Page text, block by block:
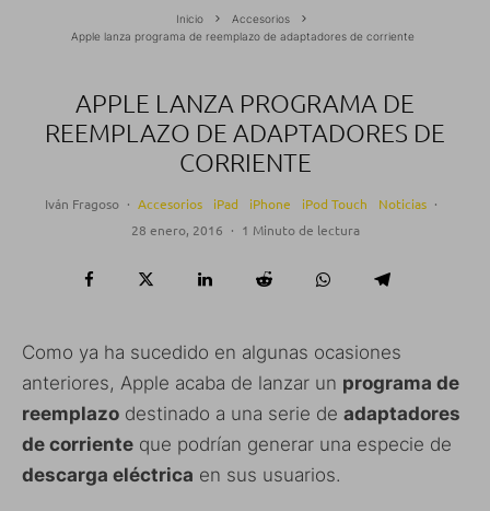
Inicio
Accesorios
Apple lanza programa de reemplazo de adaptadores de corriente
APPLE LANZA PROGRAMA DE
REEMPLAZO DE ADAPTADORES DE
CORRIENTE
Iván Fragoso · Accesorios iPad iPhone iPod Touch Noticias ·
28 enero, 2016 · 1 Minuto de lectura
Como ya ha sucedido en algunas ocasiones
anteriores, Apple acaba de lanzar un programa de
reemplazo destinado a una serie de adaptadores
de corriente que podrían generar una especie de
descarga eléctrica en sus usuarios.